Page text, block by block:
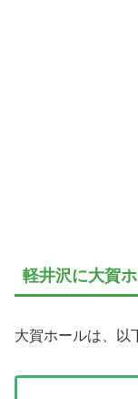
軽井沢に大賀
大賀ホールは、以